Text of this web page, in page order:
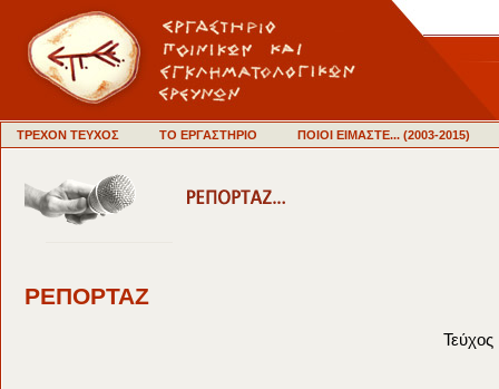
ΤΡΕΧΟΝ ΤΕΥΧΟΣ ΤΟ ΕΡΓΑΣΤΗΡΙΟ ΠΟΙΟΙ ΕΙΜΑΣΤΕ... (2003-2015)
ΡΕΠΟΡΤΑΖ